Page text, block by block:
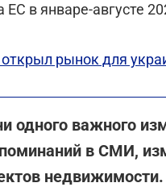
ЕС в январе-августе
рынок для
одного важного
в СМИ,
недвижимости.